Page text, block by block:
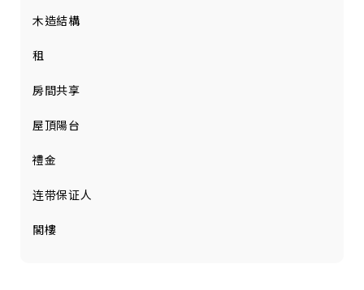
木造結構
租
房間共享
屋頂陽台
禮金
连带保证人
閣樓